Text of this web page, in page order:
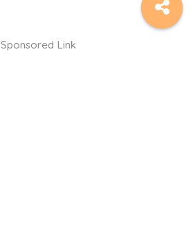
Sponsored Link